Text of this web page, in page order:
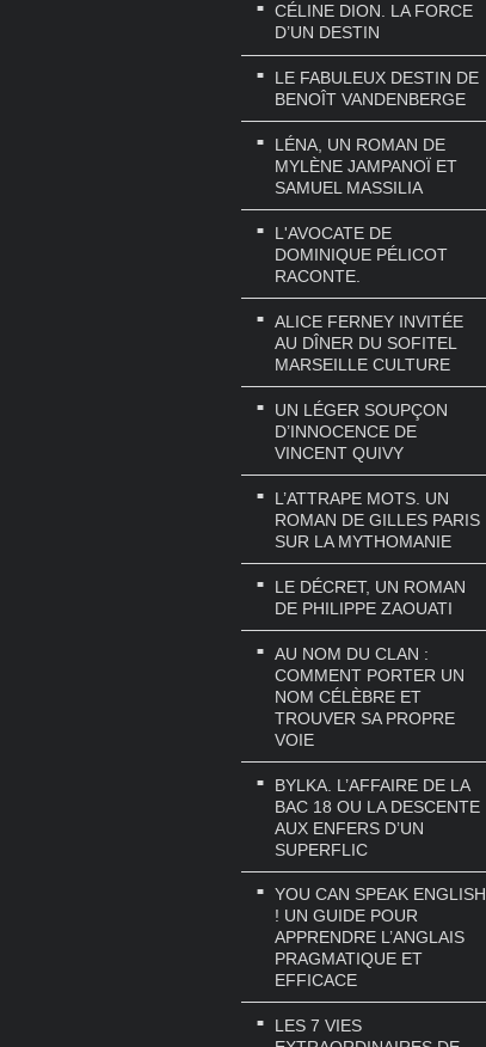
CÉLINE DION. LA FORCE
D’UN DESTIN
LE FABULEUX DESTIN DE
BENOÎT VANDENBERGE
LÉNA, UN ROMAN DE
MYLÈNE JAMPANOÏ ET
SAMUEL MASSILIA
L'AVOCATE DE
DOMINIQUE PÉLICOT
RACONTE.
ALICE FERNEY INVITÉE
AU DÎNER DU SOFITEL
MARSEILLE CULTURE
UN LÉGER SOUPÇON
D’INNOCENCE DE
VINCENT QUIVY
L’ATTRAPE MOTS. UN
ROMAN DE GILLES PARIS
SUR LA MYTHOMANIE
LE DÉCRET, UN ROMAN
DE PHILIPPE ZAOUATI
AU NOM DU CLAN :
COMMENT PORTER UN
NOM CÉLÈBRE ET
TROUVER SA PROPRE
VOIE
BYLKA. L’AFFAIRE DE LA
BAC 18 OU LA DESCENTE
AUX ENFERS D’UN
SUPERFLIC
YOU CAN SPEAK ENGLISH
! UN GUIDE POUR
APPRENDRE L’ANGLAIS
PRAGMATIQUE ET
EFFICACE
LES 7 VIES